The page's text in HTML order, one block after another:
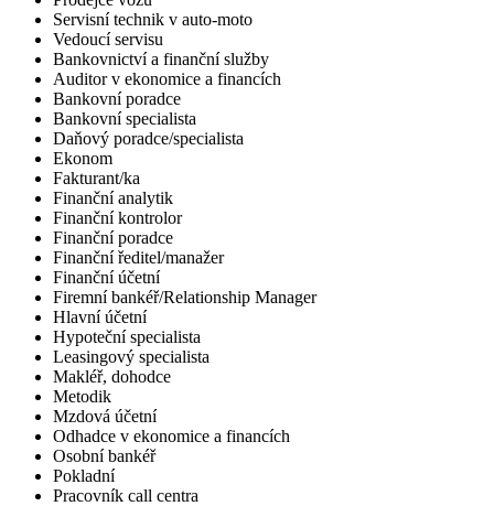
Servisní technik v auto-moto
Vedoucí servisu
Bankovnictví a finanční služby
Auditor v ekonomice a financích
Bankovní poradce
Bankovní specialista
Daňový poradce/specialista
Ekonom
Fakturant/ka
Finanční analytik
Finanční kontrolor
Finanční poradce
Finanční ředitel/manažer
Finanční účetní
Firemní bankéř/Relationship Manager
Hlavní účetní
Hypoteční specialista
Leasingový specialista
Makléř, dohodce
Metodik
Mzdová účetní
Odhadce v ekonomice a financích
Osobní bankéř
Pokladní
Pracovník call centra